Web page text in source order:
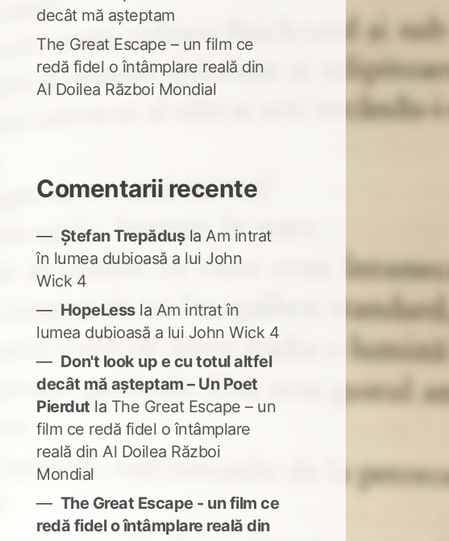
decât mă așteptam
The Great Escape – un film ce
redă fidel o întâmplare reală din
Al Doilea Război Mondial
Comentarii recente
Ștefan Trepădușla Am intrat
în lumea dubioasă a lui John
Wick 4
HopeLessla Am intrat în
lumea dubioasă a lui John Wick 4
Don't look up e cu totul altfel
decât mă așteptam – Un Poet
Pierdut la The Great Escape – un
film ce redă fidel o întâmplare
reală din Al Doilea Război
Mondial
The Great Escape - un film ce
redă fidel o întâmplare reală din